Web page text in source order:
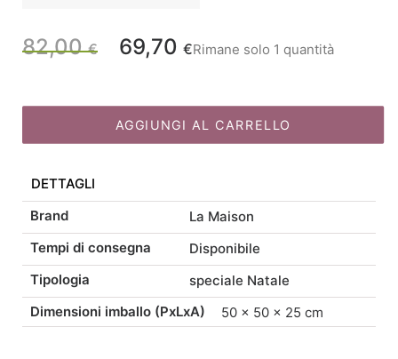
regalo
quantità
82,00€
originale
82,00 €.
69,70 €Il
attuale
69,70 €.
Rimane solo 1 quantità
AGGIUNGI AL CARRELLO
DETTAGLI
Brand
La Maison
Tempi di consegna
Disponibile
Tipologia
speciale Natale
Dimensioni imballo (PxLxA)
50 × 50 × 25 cm